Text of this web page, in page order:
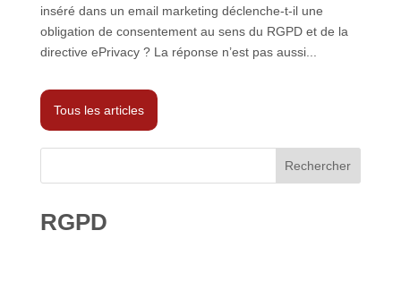
inséré dans un email marketing déclenche-t-il une
obligation de consentement au sens du RGPD et de la
directive ePrivacy ? La réponse n’est pas aussi...
Tous les articles
Rechercher
RGPD